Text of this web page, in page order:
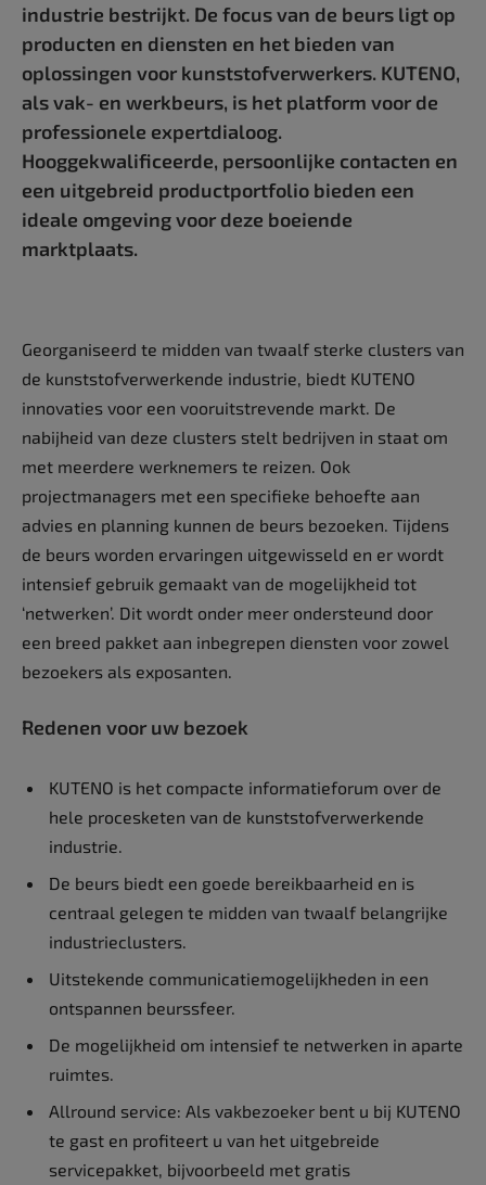
industrie bestrijkt. De focus van de beurs ligt op
producten en diensten en het bieden van
oplossingen voor kunststofverwerkers. KUTENO,
als vak- en werkbeurs, is het platform voor de
professionele expertdialoog.
Hooggekwalificeerde, persoonlijke contacten en
een uitgebreid productportfolio bieden een
ideale omgeving voor deze boeiende
marktplaats.
Georganiseerd te midden van twaalf sterke clusters van
de kunststofverwerkende industrie, biedt KUTENO
innovaties voor een vooruitstrevende markt. De
nabijheid van deze clusters stelt bedrijven in staat om
met meerdere werknemers te reizen. Ook
projectmanagers met een specifieke behoefte aan
advies en planning kunnen de beurs bezoeken. Tijdens
de beurs worden ervaringen uitgewisseld en er wordt
intensief gebruik gemaakt van de mogelijkheid tot
‘netwerken’. Dit wordt onder meer ondersteund door
een breed pakket aan inbegrepen diensten voor zowel
bezoekers als exposanten.
Redenen voor uw bezoek
KUTENO is het compacte informatieforum over de
hele procesketen van de kunststofverwerkende
industrie.
De beurs biedt een goede bereikbaarheid en is
centraal gelegen te midden van twaalf belangrijke
industrieclusters.
Uitstekende communicatiemogelijkheden in een
ontspannen beurssfeer.
De mogelijkheid om intensief te netwerken in aparte
ruimtes.
Allround service: Als vakbezoeker bent u bij KUTENO
te gast en profiteert u van het uitgebreide
servicepakket, bijvoorbeeld met gratis